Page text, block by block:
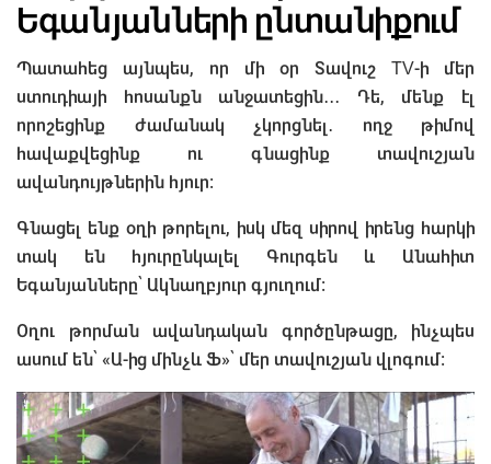
Եգանյանների ընտանիքում
Պատահեց այնպես, որ մի օր Տավուշ TV-ի մեր
ստուդիայի հոսանքն անջատեցին․․․ Դե, մենք էլ
որոշեցինք ժամանակ չկորցնել․ ողջ թիմով
հավաքվեցինք ու գնացինք տավուշյան
ավանդույթներին հյուր։
Գնացել ենք օղի թորելու, իսկ մեզ սիրով իրենց հարկի
տակ են հյուրընկալել Գուրգեն և Անահիտ
Եգանյանները՝ Ակնաղբյուր գյուղում։
Օղու թորման ավանդական գործընթացը, ինչպես
ասում են՝ «Ա-ից մինչև Ֆ»՝ մեր տավուշյան վլոգում։